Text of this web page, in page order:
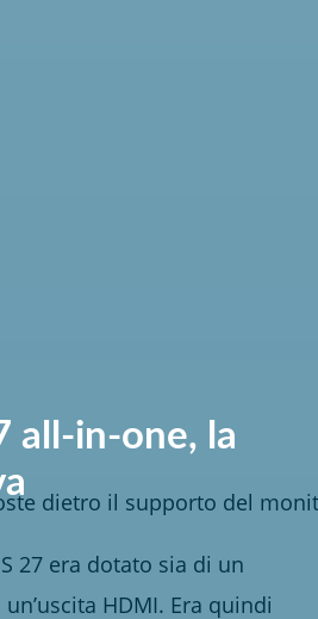
all-in-one, la
dietro il supporto del
27 era dotato sia di un
HDMI. Era quindi